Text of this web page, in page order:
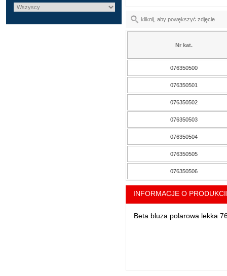
kliknij, aby powększyć zdjęcie
Nr kat.
076350500
076350501
076350502
076350503
076350504
076350505
076350506
INFORMACJE O
Beta bluza polarowa lekka